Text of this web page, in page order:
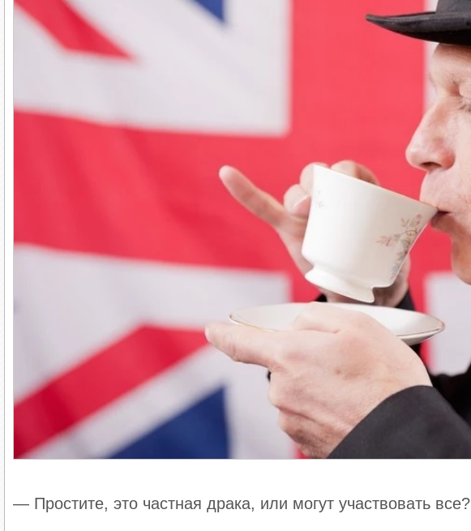
— Простите, это частная драка, или могут участвовать все?